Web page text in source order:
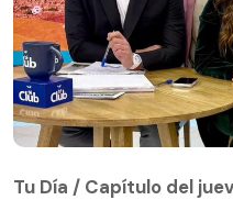
Tu Día / Capítulo del